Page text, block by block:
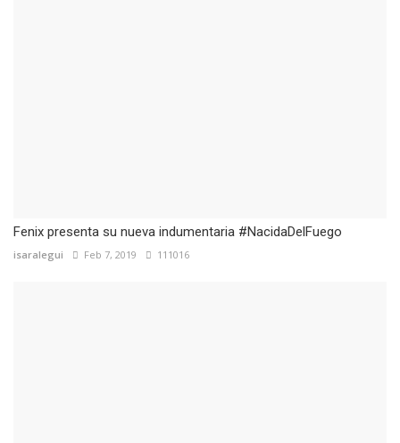
Fenix presenta su nueva indumentaria #NacidaDelFuego
isaralegui Feb 7, 2019 111016